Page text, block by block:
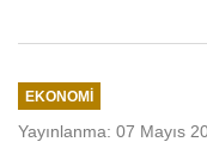
EKONOMI
Yayınlanma: 07 Mayıs